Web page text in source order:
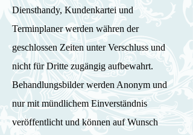
Diensthandy, Kundenkartei und
Terminplaner werden währen der
geschlossen Zeiten unter Verschluss und
nicht für Dritte zugängig aufbewahrt.
Behandlungsbilder werden Anonym und
nur mit mündlichem Einverständnis
veröffentlicht und können auf Wunsch